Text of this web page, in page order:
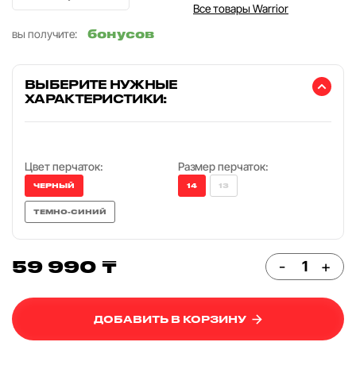
Все товары Warrior
вы получите:
бонусов
ВЫБЕРИТЕ НУЖНЫЕ
ХАРАКТЕРИСТИКИ:
Цвет перчаток:
ЧЕРНЫЙ
ТЕМНО-СИНИЙ
Размер перчаток:
14 13
59 990 ₸ - +
ДОБАВИТЬ В КОРЗИНУ